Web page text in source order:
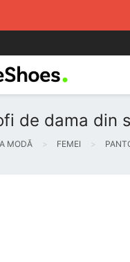
de dama din
MODĂ FEMEI